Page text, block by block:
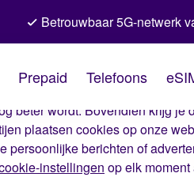
cookies van Simyo
cookies op onze website.
beter wordt. Bovendien krijg je
plaatsen cookies op onze
persoonlijke berichten of
instellingen op elk
Betrouwbaar 5G-netwerk
Prepaid Telefoons